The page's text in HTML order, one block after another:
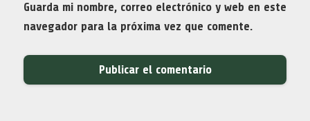
Guarda mi nombre, correo electrónico y web en este
navegador para la próxima vez que comente.